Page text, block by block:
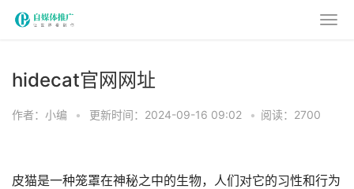
hidecat官网网址
作者：小编 • 更新时间：2024-09-16 09:02 • 阅读：2700
皮猫是一种笼罩在神秘之中的生物，人们对它的习性和行为